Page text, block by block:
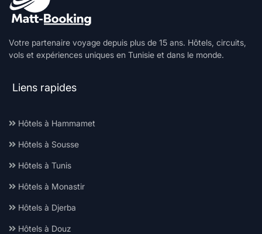
Votre partenaire voyage depuis plus de 15 ans. Hôtels, circuits,
vols et expériences uniques en Tunisie et dans le monde.
Liens rapides
Hôtels à Hammamet
Hôtels à Sousse
Hôtels à Tunis
Hôtels à Monastir
Hôtels à Djerba
Hôtels à Douz